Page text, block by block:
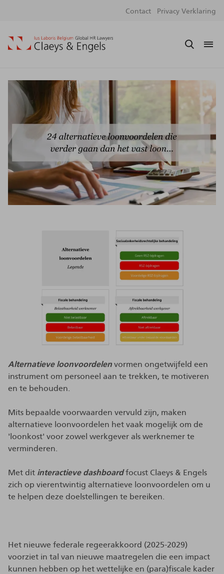
Contact Privacy Verklaring
Alternatieve loonvoordelen vormen ongetwijfeld een
instrument om personeel aan te trekken, te motiveren
en te behouden.
Mits bepaalde voorwaarden vervuld zijn, maken
alternatieve loonvoordelen het vaak mogelijk om de
'loonkost' voor zowel werkgever als werknemer te
verminderen.
Met dit interactieve dashboardfocust Claeys & Engels
zich op vierentwintig alternatieve loonvoordelen om u
te helpen deze doelstellingen te bereiken.
Het nieuwe federale regeerakkoord (2025-2029)
voorziet in tal van nieuwe maatregelen die een impact
kunnen hebben op het wettelijke en (para)fiscale kader